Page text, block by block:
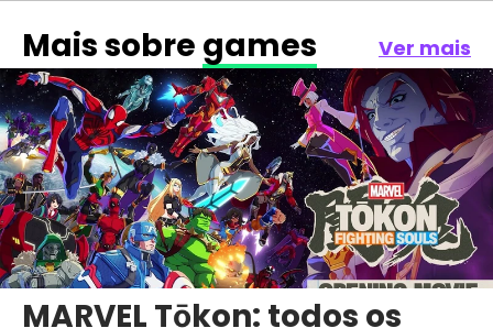
Mais sobre games Ver mais
MARVEL Tōkon: todos os